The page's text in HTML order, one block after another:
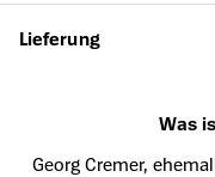
Lieferung
Was
Georg Cremer,